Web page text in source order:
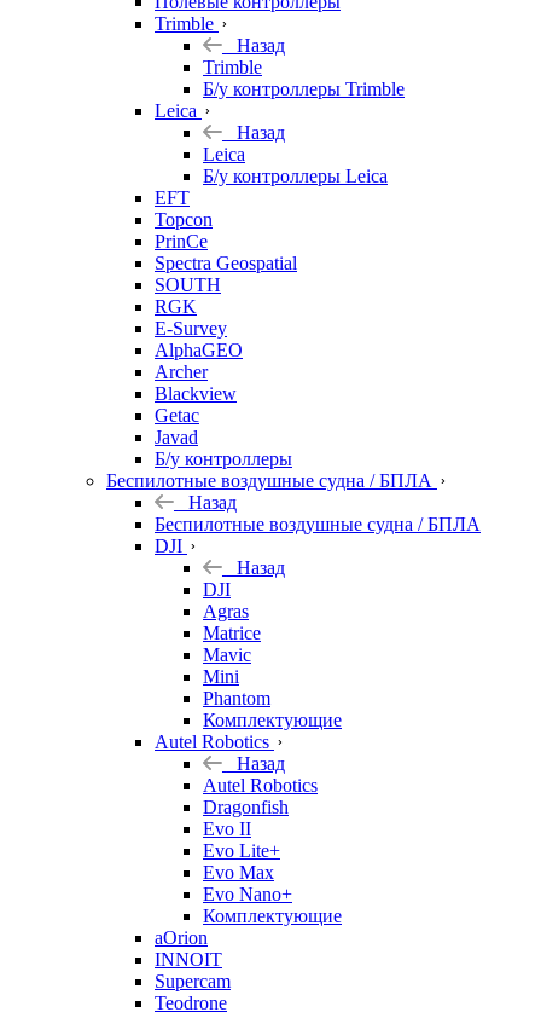
Trimble
Назад
Trimble
Б/у контроллеры Trimble
Leica
Назад
Leica
Б/у контроллеры Leica
EFT
Topcon
PrinCe
Spectra Geospatial
SOUTH
RGK
E-Survey
AlphaGEO
Archer
Blackview
Getac
Javad
Б/у контроллеры
Беспилотные воздушные судна / БПЛА
Назад
Беспилотные воздушные судна / БПЛА
DJI
Назад
DJI
Agras
Matrice
Mavic
Mini
Phantom
Комплектующие
Autel Robotics
Назад
Autel Robotics
Dragonfish
Evo II
Evo Lite+
Evo Max
Evo Nano+
Комплектующие
aOrion
INNOIT
Supercam
Teodrone